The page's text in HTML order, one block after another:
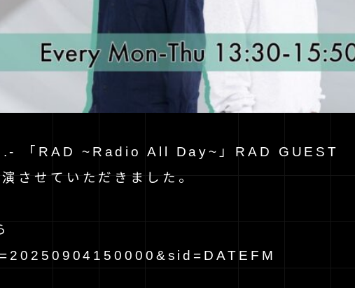
「RAD ~Radio All Day~」RAD GUEST
させていただきました。